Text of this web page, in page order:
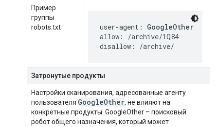
Пример
группы
robots.txt
user-agent: GoogleOther
allow: /archive/1Q84
disallow: /archive/
Затронутые продукты
Настройки сканирования, адресованные агенту
пользователя GoogleOther, не влияют на
конкретные продукты. GoogleOther – поисковый
робот общего назначения, который может